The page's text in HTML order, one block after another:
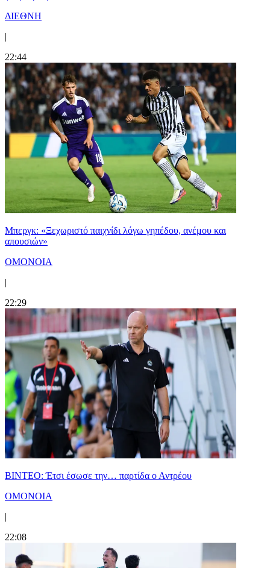
ΔΙΕΘΝΗ
|
22:44
Μπεργκ: «Ξεχωριστό παιχνίδι λόγω γηπέδου, ανέμου και
απουσιών»
ΟΜΟΝΟΙΑ
|
22:29
ΒΙΝΤΕΟ: Έτσι έσωσε την… παρτίδα ο Αντρέου
ΟΜΟΝΟΙΑ
|
22:08